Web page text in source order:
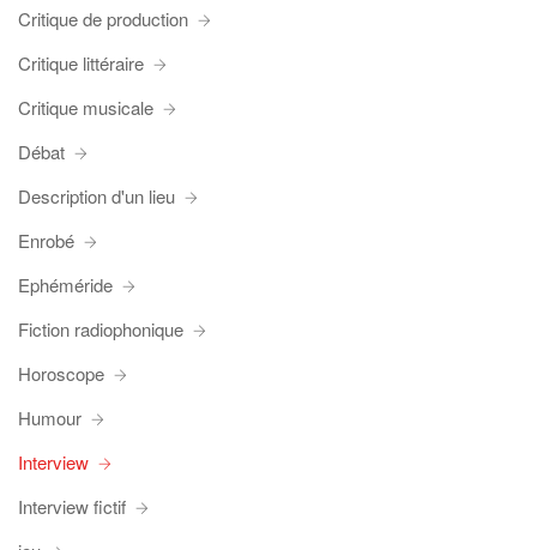
Critique de production
Critique littéraire
Critique musicale
Débat
Description d'un lieu
Enrobé
Ephéméride
Fiction radiophonique
Horoscope
Humour
Interview
Interview fictif